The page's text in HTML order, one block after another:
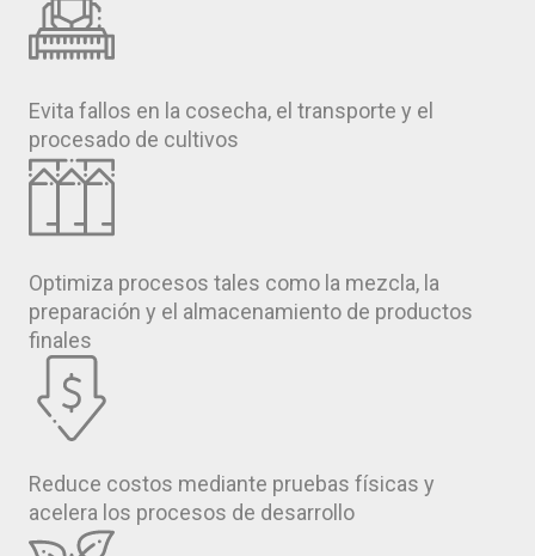
Evita fallos en la cosecha, el transporte y el
procesado de cultivos
Optimiza procesos tales como la mezcla, la
preparación y el almacenamiento de productos
finales
Reduce costos mediante pruebas físicas y
acelera los procesos de desarrollo